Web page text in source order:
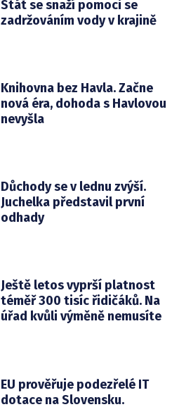
Stát se snaží pomoci se
zadržováním vody v krajině
Knihovna bez Havla. Začne
nová éra, dohoda s Havlovou
nevyšla
Důchody se v lednu zvýší.
Juchelka představil první
odhady
Ještě letos vyprší platnost
téměř 300 tisíc řidičáků. Na
úřad kvůli výměně nemusíte
EU prověřuje podezřelé IT
dotace na Slovensku.